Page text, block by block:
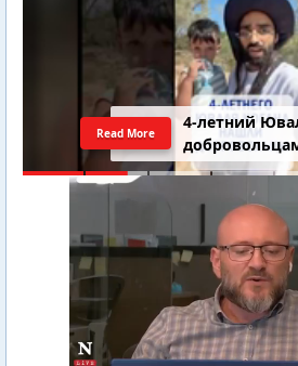
4-летний
Read More